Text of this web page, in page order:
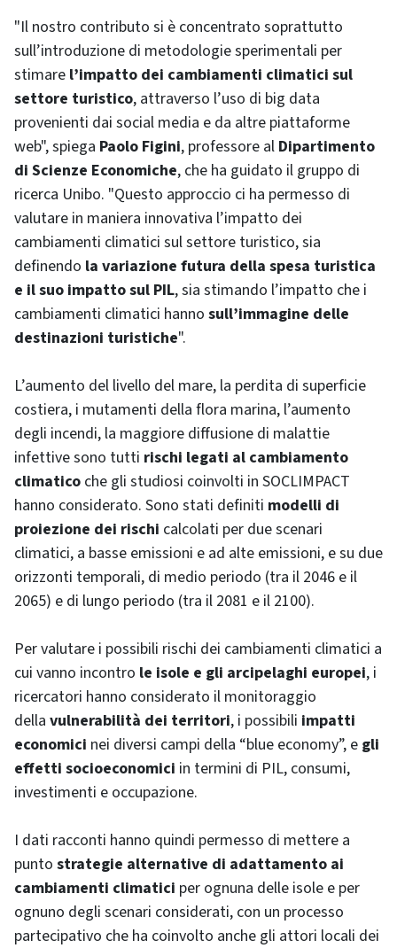
"Il nostro contributo si è concentrato soprattutto
sull’introduzione di metodologie sperimentali per
stimare l’impatto dei cambiamenti climatici sul
settore turistico, attraverso l’uso di big data
provenienti dai social media e da altre piattaforme
web", spiega Paolo Figini, professore al Dipartimento
di Scienze Economiche, che ha guidato il gruppo di
ricerca Unibo. "Questo approccio ci ha permesso di
valutare in maniera innovativa l’impatto dei
cambiamenti climatici sul settore turistico, sia
definendo la variazione futura della spesa turistica
e il suo impatto sul PIL, sia stimando l’impatto che i
cambiamenti climatici hanno sull’immagine delle
destinazioni turistiche".
L’aumento del livello del mare, la perdita di superficie
costiera, i mutamenti della flora marina, l’aumento
degli incendi, la maggiore diffusione di malattie
infettive sono tutti rischi legati al cambiamento
climatico che gli studiosi coinvolti in SOCLIMPACT
hanno considerato. Sono stati definiti modelli di
proiezione dei rischi calcolati per due scenari
climatici, a basse emissioni e ad alte emissioni, e su due
orizzonti temporali, di medio periodo (tra il 2046 e il
2065) e di lungo periodo (tra il 2081 e il 2100).
Per valutare i possibili rischi dei cambiamenti climatici a
cui vanno incontro le isole e gli arcipelaghi europei, i
ricercatori hanno considerato il monitoraggio
della vulnerabilità dei territori, i possibili impatti
economici nei diversi campi della “blue economy”, e gli
effetti socioeconomici in termini di PIL, consumi,
investimenti e occupazione.
I dati racconti hanno quindi permesso di mettere a
punto strategie alternative di adattamento ai
cambiamenti climatici per ognuna delle isole e per
ognuno degli scenari considerati, con un processo
partecipativo che ha coinvolto anche gli attori locali dei